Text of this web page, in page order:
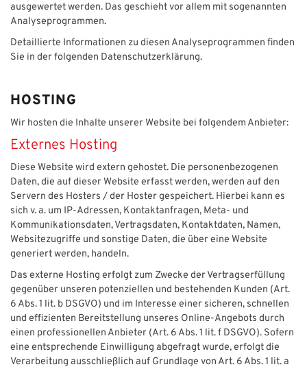
ausgewertet werden. Das geschieht vor allem mit sogenannten
Analyseprogrammen.
Detaillierte Informationen zu diesen Analyseprogrammen finden
Sie in der folgenden Datenschutzerklärung.
HOSTING
Wir hosten die Inhalte unserer Website bei folgendem Anbieter:
Externes Hosting
Diese Website wird extern gehostet. Die personenbezogenen
Daten, die auf dieser Website erfasst werden, werden auf den
Servern des Hosters / der Hoster gespeichert. Hierbei kann es
sich v. a. um IP-Adressen, Kontaktanfragen, Meta- und
Kommunikationsdaten, Vertragsdaten, Kontaktdaten, Namen,
Websitezugriffe und sonstige Daten, die über eine Website
generiert werden, handeln.
Das externe Hosting erfolgt zum Zwecke der Vertragserfüllung
gegenüber unseren potenziellen und bestehenden Kunden (Art.
6 Abs. 1 lit. b DSGVO) und im Interesse einer sicheren, schnellen
und effizienten Bereitstellung unseres Online-Angebots durch
einen professionellen Anbieter (Art. 6 Abs. 1 lit. f DSGVO). Sofern
eine entsprechende Einwilligung abgefragt wurde, erfolgt die
Verarbeitung ausschließlich auf Grundlage von Art. 6 Abs. 1 lit. a